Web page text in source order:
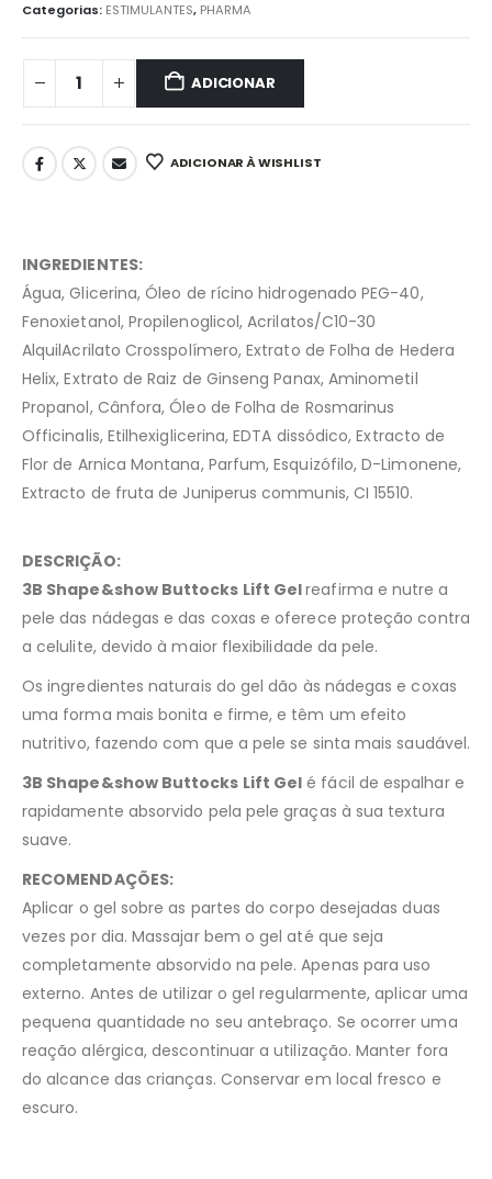
Categorias: ESTIMULANTES, PHARMA
ADICIONAR
ADICIONAR À WISHLIST
INGREDIENTES:
Água, Glicerina, Óleo de rícino hidrogenado PEG-40,
Fenoxietanol, Propilenoglicol, Acrilatos/C10-30
AlquilAcrilato Crosspolímero, Extrato de Folha de Hedera
Helix, Extrato de Raiz de Ginseng Panax, Aminometil
Propanol, Cânfora, Óleo de Folha de Rosmarinus
Officinalis, Etilhexiglicerina, EDTA dissódico, Extracto de
Flor de Arnica Montana, Parfum, Esquizófilo, D-Limonene,
Extracto de fruta de Juniperus communis, CI 15510.
DESCRIÇÃO:
3B Shape&show Buttocks Lift Gelreafirma e nutre a
pele das nádegas e das coxas e oferece proteção contra
a celulite, devido à maior flexibilidade da pele.
Os ingredientes naturais do gel dão às nádegas e coxas
uma forma mais bonita e firme, e têm um efeito
nutritivo, fazendo com que a pele se sinta mais saudável.
3B Shape&show Buttocks Lift Gel é fácil de espalhar e
rapidamente absorvido pela pele graças à sua textura
suave.
RECOMENDAÇÕES:
Aplicar o gel sobre as partes do corpo desejadas duas
vezes por dia. Massajar bem o gel até que seja
completamente absorvido na pele. Apenas para uso
externo. Antes de utilizar o gel regularmente, aplicar uma
pequena quantidade no seu antebraço. Se ocorrer uma
reação alérgica, descontinuar a utilização. Manter fora
do alcance das crianças. Conservar em local fresco e
escuro.